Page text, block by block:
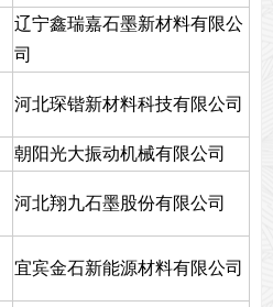
辽宁鑫瑞嘉石墨新材料有限公
司
河北琛锴新材料科技有限公司
朝阳光大振动机械有限公司
河北翔九石墨股份有限公司
宜宾金石新能源材料有限公司